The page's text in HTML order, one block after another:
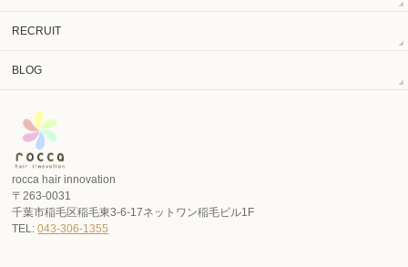
RECRUIT
BLOG
rocca hair innovation
〒263-0031
千葉市稲毛区稲毛東3-6-17ネットワン稲毛ビル1F
TEL:043-306-1355